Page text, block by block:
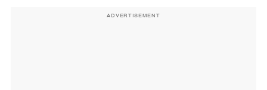
ADVERTISEMENT